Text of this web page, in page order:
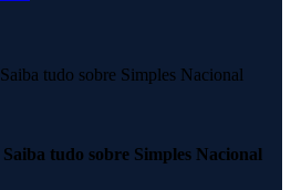
tudo sobre Simples Nacional